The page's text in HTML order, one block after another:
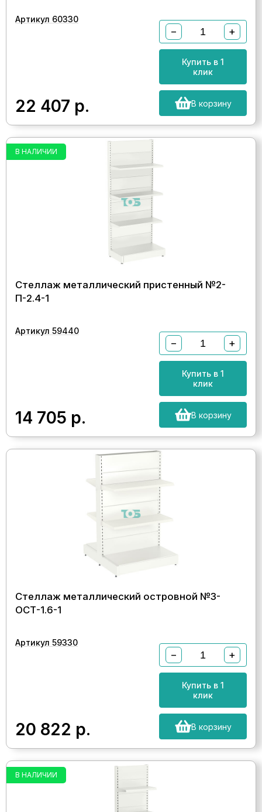
Артикул 60330
22 407 р.
− +
Купить в 1
клик
В корзину
В НАЛИЧИИ
Стеллаж металлический пристенный №2-
П-2.4-1
Артикул 59440
14 705 р.
− +
Купить в 1
клик
В корзину
Стеллаж металлический островной №3-
ОСТ-1.6-1
Артикул 59330
20 822 р.
− +
Купить в 1
клик
В корзину
В НАЛИЧИИ